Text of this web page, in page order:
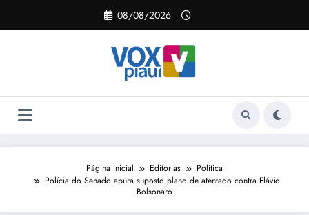
o
08/08/2026
Página inicial Editorias
Política
Polícia do Senado apura suposto plano de atentado contra Flávio
Bolsonaro